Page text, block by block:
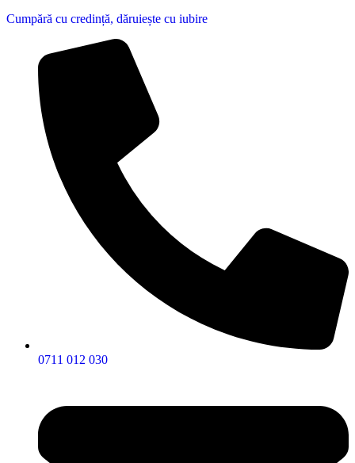
Cumpără cu credință, dăruiește cu iubire
0711 012 030